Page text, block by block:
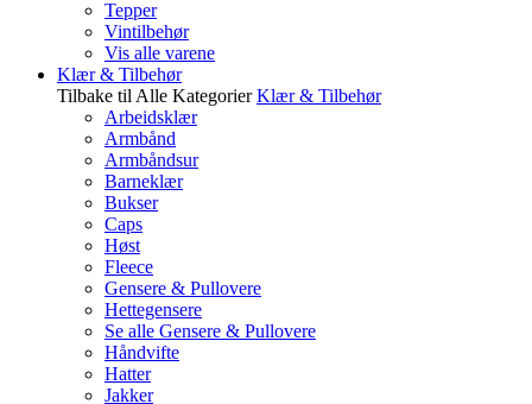
Tepper
Vintilbehør
Vis alle varene
Klær & Tilbehør
Tilbake til Alle Kategorier Klær & Tilbehør
Arbeidsklær
Armbånd
Armbåndsur
Barneklær
Bukser
Caps
Høst
Fleece
Gensere & Pullovere
Hettegensere
Se alle Gensere & Pullovere
Håndvifte
Hatter
Jakker